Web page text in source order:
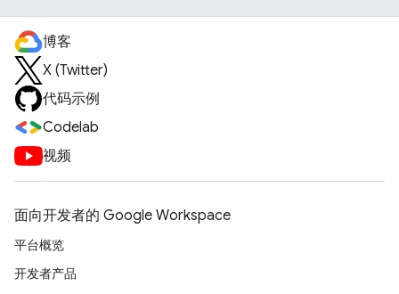
博客
X (Twitter)
代码示例
Codelab
视频
面向开发者的 Google Workspace
平台概览
开发者产品